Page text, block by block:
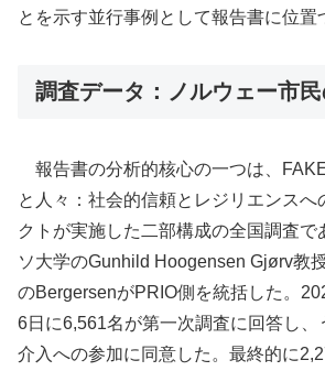
とを示す並行事例として報告書に位置
調査データ：ノルウェー市
報告書の分析的核心の一つは、
と人々：社会的信頼とレジリエンスへ
クトが実施した二部構成の全国調査で
ソ大学のGunhild Hoogensen Gjørv教
のBergersenがPRIO側を統括した。
6日に6,561名が第一次調査に回答し、
介入への参加に同意した。最終的に